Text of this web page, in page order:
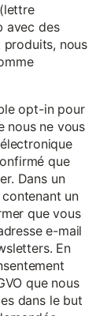
avec des
nous
opt-in pour
nous ne vous
que
Dans un
un
que vous
e-mail
En
que nous
dans le but